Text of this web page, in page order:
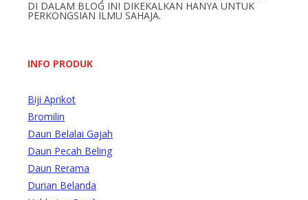
o
DI DALAM BLOG INI DIKEKALKAN HANYA UNTUK
PERKONGSIAN ILMU SAHAJA.
INFO PRODUK
Biji Aprikot
Bromilin
Daun Belalai Gajah
Daun Pecah Beling
Daun Rerama
Durian Belanda